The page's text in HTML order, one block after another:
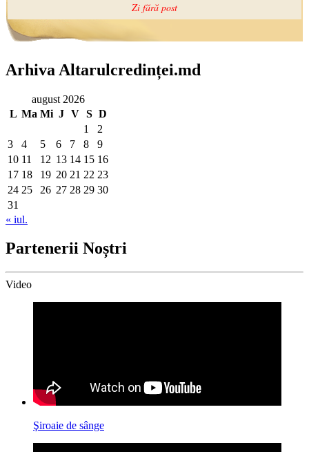
Arhiva Altarulcredinței.md
august 2026
L Ma Mi J V S D
1
2
3
4 5 6 7 8
9
10 11 12 13 14 15 16
17 18 19 20 21 22 23
24 25 26 27 28 29 30
31
« iul.
Partenerii Noștri
Video
Şiroaie de sânge